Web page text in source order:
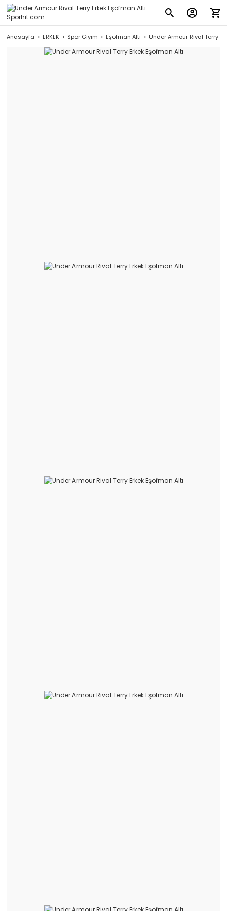
Anasayfa ERKEK Spor Giyim Eşofman Altı Under Armour Rival Terry